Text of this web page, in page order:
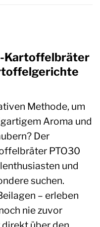
Kartoffelbräter
Methode, um
Aroma und
Der
PTO30
und
suchen.
– erleben
nie zuvor